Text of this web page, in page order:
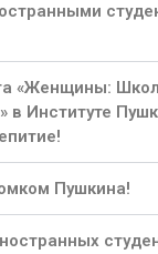
«Женщины:
в Институте
Пушкина!